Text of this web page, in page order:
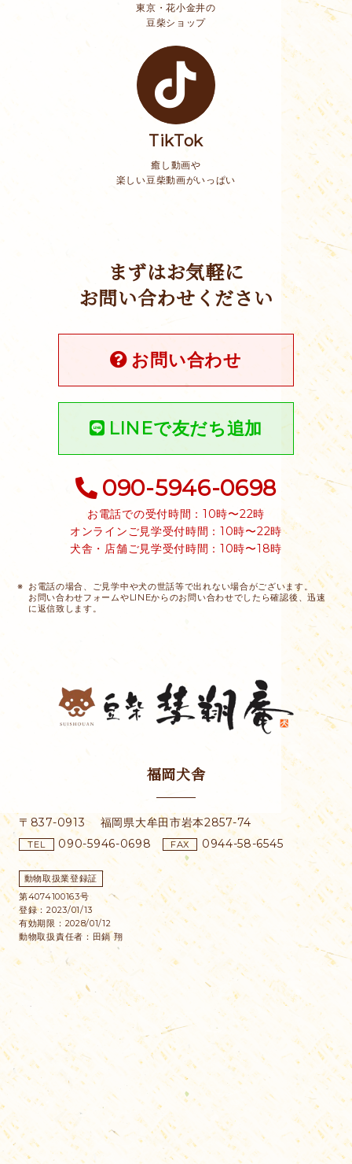
東京・花小金井の
豆柴ショップ
TikTok
癒し動画や
楽しい豆柴動画がいっぱい
まずはお気軽に
お問い合わせください
お問い合わせ
LINEで友だち追加
090-5946-0698
お電話での受付時間：10時〜22時
オンラインご見学受付時間：10時〜22時
犬舎・店舗ご見学受付時間：10時〜18時
お電話の場合、ご見学中や犬の世話等で出れない場合がございます。
お問い合わせフォームやLINEからのお問い合わせでしたら確認後、迅速
に返信致します。
福岡犬舎
〒837-0913 福岡県大牟田市岩本2857-74
TEL 090-5946-0698 FAX 0944-58-6545
動物取扱業登録証
第4074100163号
登録：2023/01/13
有効期限：2028/01/12
動物取扱責任者：田鍋 翔